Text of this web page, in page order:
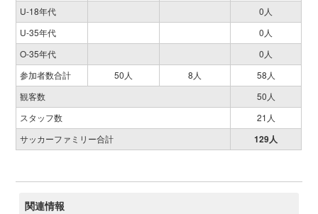
U-18年代
0人
U-35年代
0人
O-35年代
0人
参加者数合計
50人 8人
58人
観客数
50人
スタッフ数
21人
サッカーファミリー合計
129人
関連情報